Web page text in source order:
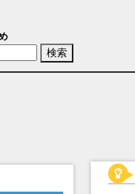
ラ一覧情報